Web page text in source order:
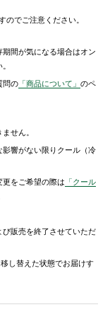
でご注意ください。
間が気になる場合はオン
問の 「商品について」のペ
せん。
響がない限りクール（冷
をご希望の際は 「クール
販売を終了させていただ
し替えた状態でお届けす